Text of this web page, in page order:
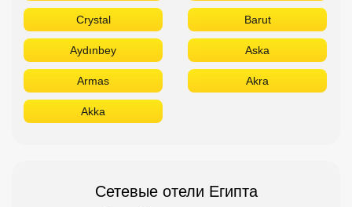
Crystal Barut
Aydınbey Aska
Armas Akra
Akka
Сетевые отели Египта